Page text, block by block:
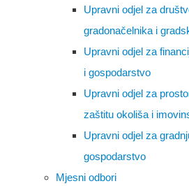
Upravni odjel za
gradonačelnika i
Upravni odjel za
i gospodarstvo
Upravni odjel za
zaštitu okoliša i
Upravni odjel za
gospodarstvo
Mjesni odbori